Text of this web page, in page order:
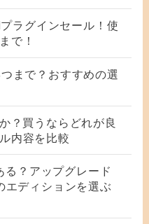
ラグインセール！使
で！
まで？おすすめの選
？買うならどれが良
内容を比較
？アップグレード
エディションを選ぶ